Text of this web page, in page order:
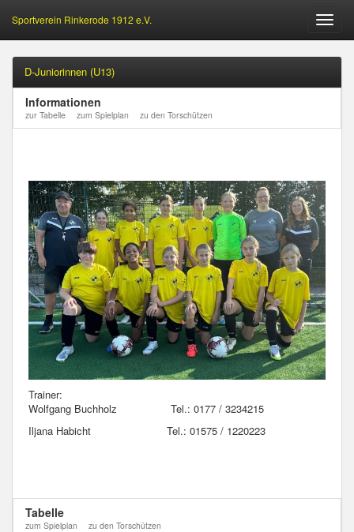
Öffne
Sportverein Rinkerode 1912 e.V.
D-Juniorinnen (U13)
Informationen
zur Tabelle zum Spielplan zu den Torschützen
Trainer:
Wolfgang Buchholz Tel.: 0177 / 3234215
Iljana Habicht Tel.: 01575 / 1220223
Tabelle
zum Spielplan zu den Torschützen